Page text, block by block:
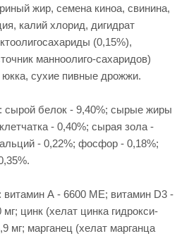
жир, семена киноа, свинина,
калий хлорид, дигидрат
(0,15%),
манноолиго-сахаридов)
сухие пивные дрожжи.
сырой белок - 9,40%; сырые жиры
- 0,40%; сырая зола -
- 0,22%; фосфор - 0,18%;
витамин А - 6600 МЕ; витамин D3 -
цинк (хелат цинка гидрокси-
мг; марганец (хелат марганца